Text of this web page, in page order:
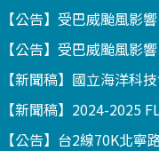
【公告】受巴威颱風影
【公告】受巴威颱風影
【新聞稿】國立海洋科
【新聞稿】2024-2025
【公告】台2線70K北